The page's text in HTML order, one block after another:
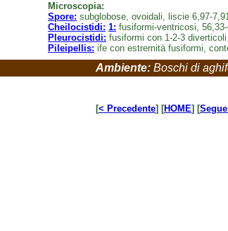
Microscopia:
Spore: subglobose, ovoidali, liscie 6,97-
Cheilocistidi: 1: fusiformi-ventricosi,
Pleurocistidi: fusiformi con 1-2-3
Pileipellis: ife con estremità fusiformi,
Ambiente: Boschi di
[< Precedente] [HOME] [